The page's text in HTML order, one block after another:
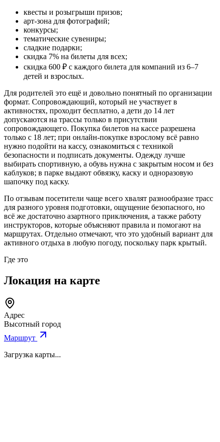
квесты и розыгрыши призов;
арт-зона для фотографий;
конкурсы;
тематические сувениры;
сладкие подарки;
скидка 7% на билеты для всех;
скидка 600 ₽ с каждого билета для компаний из 6–7
детей и взрослых.
Для родителей это ещё и довольно понятный по организации
формат. Сопровождающий, который не участвует в
активностях, проходит бесплатно, а дети до 14 лет
допускаются на трассы только в присутствии
сопровождающего. Покупка билетов на кассе разрешена
только с 18 лет; при онлайн-покупке взрослому всё равно
нужно подойти на кассу, ознакомиться с техникой
безопасности и подписать документы. Одежду лучше
выбирать спортивную, а обувь нужна с закрытым носом и без
каблуков; в парке выдают обвязку, каску и одноразовую
шапочку под каску.
По отзывам посетители чаще всего хвалят разнообразие трасс
для разного уровня подготовки, ощущение безопасного, но
всё же достаточно азартного приключения, а также работу
инструкторов, которые объясняют правила и помогают на
маршрутах. Отдельно отмечают, что это удобный вариант для
активного отдыха в любую погоду, поскольку парк крытый.
Где это
Локация на карте
Адрес
Высотный город
Маршрут
Загрузка карты...